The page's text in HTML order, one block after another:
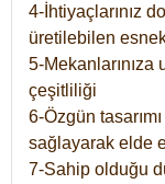
4-İhtiyaçlarınız
üretilebilen
5-
çeşitliliği
6-Özgün
sağlayarak elde
7-Sahip olduğu